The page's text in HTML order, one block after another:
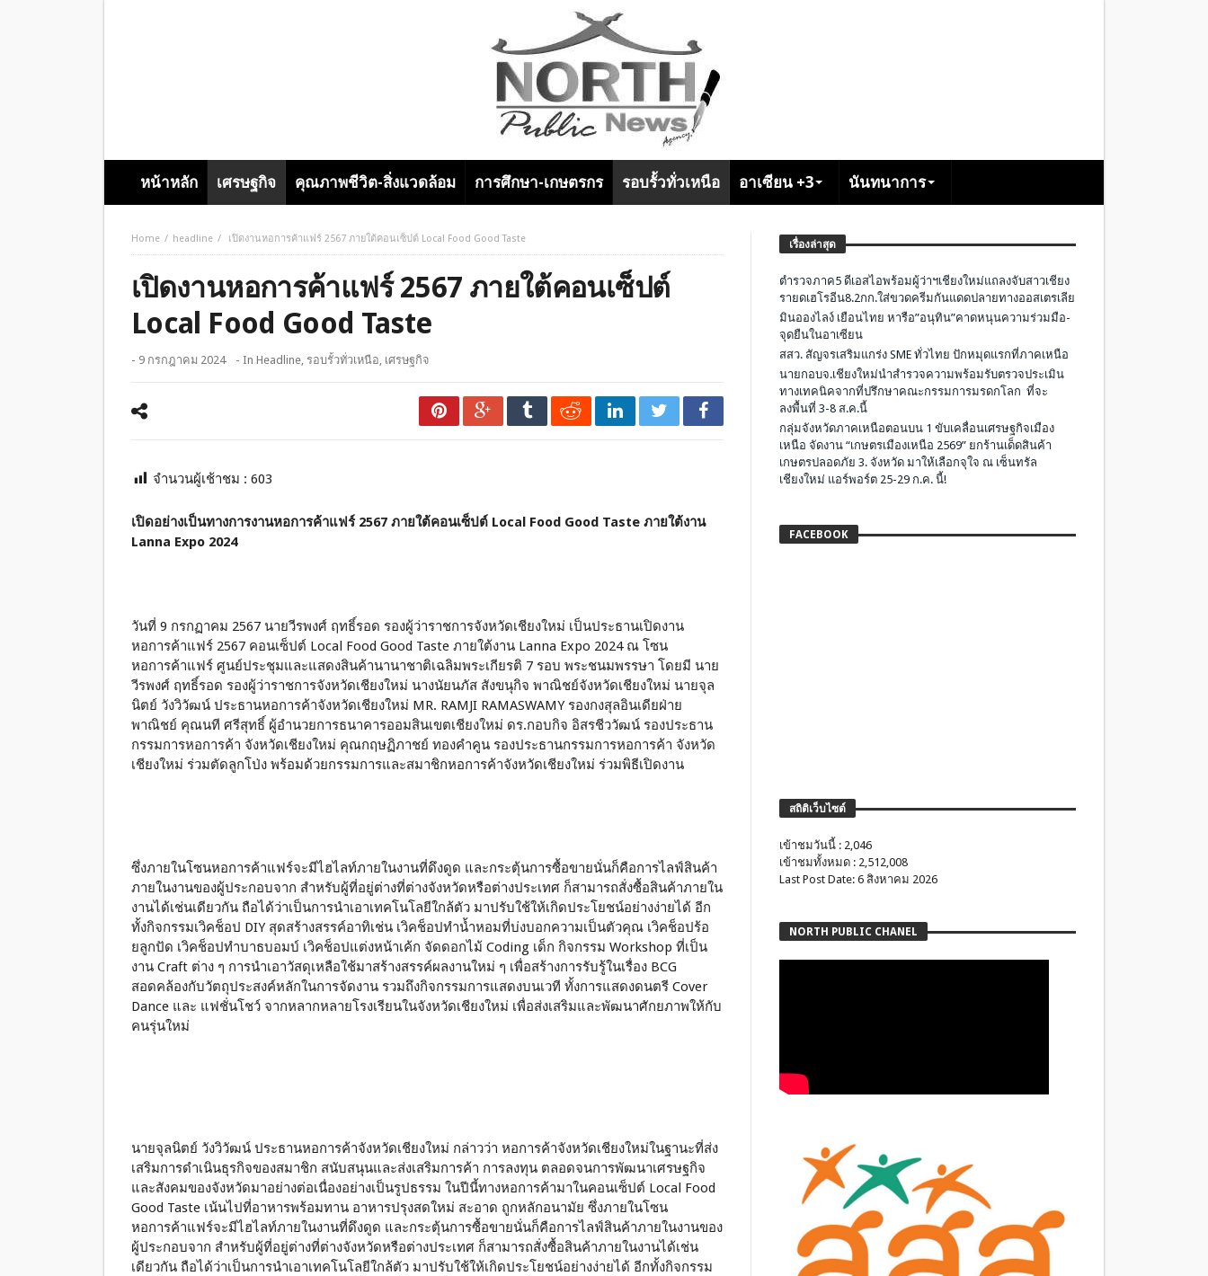
หน้าหลัก เศรษฐกิจ คุณภาพชีวิต-สิ่งแวดล้อม การศึกษา-เกษตรกร รอบรั้วทั่วเหนือ อาเซียน +3 นันทนาการ
Home headline เปิดงานหอการค้าแฟร์ 2567 ภายใต้คอนเซ็ปต์ Local Food Good Taste
เปิดงานหอการค้าแฟร์ 2567 ภายใต้คอนเซ็ปต์
Local Food Good Taste
- 9 กรกฎาคม 2024 - In Headline, รอบรั้วทั่วเหนือ, เศรษฐกิจ
จำนวนผู้เช้าชม : 603
เปิดอย่างเป็นทางการงานหอการค้าแฟร์ 2567 ภายใต้คอนเซ็ปต์ Local Food Good Taste ภายใต้งาน
Lanna Expo 2024
วันที่ 9 กรกฏาคม 2567 นายวีรพงศ์ ฤทธิ์รอด รองผู้ว่าราชการจังหวัดเชียงใหม่ เป็นประธานเปิดงาน
หอการค้าแฟร์ 2567 คอนเซ็ปต์ Local Food Good Taste ภายใต้งาน Lanna Expo 2024 ณ โซน
หอการค้าแฟร์ ศูนย์ประชุมและแสดงสินค้านานาชาติเฉลิมพระเกียรติ 7 รอบ พระชนมพรรษา โดยมี นาย
วีรพงศ์ ฤทธิ์รอด รองผู้ว่าราชการจังหวัดเชียงใหม่ นางนัยนภัส สังขนุกิจ พาณิชย์จังหวัดเชียงใหม่ นายจุล
นิตย์ วังวิวัฒน์ ประธานหอการค้าจังหวัดเชียงใหม่ MR. RAMJI RAMASWAMY รองกงสุลอินเดียฝ่าย
พาณิชย์ คุณนที ศรีสุทธิ์ ผู้อำนวยการธนาคารออมสินเขตเชียงใหม่ ดร.กอบกิจ อิสรชีววัฒน์ รองประธาน
กรรมการหอการค้า จังหวัดเชียงใหม่ คุณกฤษฏิภาชย์ ทองคำคูน รองประธานกรรมการหอการค้า จังหวัด
เชียงใหม่ ร่วมตัดลูกโป่ง พร้อมด้วยกรรมการและสมาชิกหอการค้าจังหวัดเชียงใหม่ ร่วมพิธีเปิดงาน
ซึ่งภายในโซนหอการค้าแฟร์จะมีไฮไลท์ภายในงานที่ดึงดูด และกระตุ้นการซื้อขายนั่นก็คือการไลฟ์สินค้า
ภายในงานของผู้ประกอบจาก สำหรับผู้ที่อยู่ต่างที่ต่างจังหวัดหรือต่างประเทศ ก็สามารถสั่งซื้อสินค้าภายใน
งานได้เช่นเดียวกัน ถือได้ว่าเป็นการนำเอาเทคโนโลยีใกล้ตัว มาปรับใช้ให้เกิดประโยชน์อย่างง่ายได้ อีก
ทั้งกิจกรรมเวิคช็อป DIY สุดสร้างสรรค์อาทิเช่น เวิคช็อปทำน้ำหอมที่บ่งบอกความเป็นตัวคุณ เวิคช็อปร้อ
ยลูกปัด เวิคช็อปทำบาธบอมบ์ เวิคช็อปแต่งหน้าเค้ก จัดดอกไม้ Coding เด็ก กิจกรรม Workshop ที่เป็น
งาน Craft ต่าง ๆ การนำเอาวัสดุเหลือใช้มาสร้างสรรค์ผลงานใหม่ ๆ เพื่อสร้างการรับรู้ในเรื่อง BCG
สอดคล้องกับวัตถุประสงค์หลักในการจัดงาน รวมถึงกิจกรรมการแสดงบนเวที ทั้งการแสดงดนตรี Cover
Dance และ แฟชั่นโชว์ จากหลากหลายโรงเรียนในจังหวัดเชียงใหม่ เพื่อส่งเสริมและพัฒนาศักยภาพให้กับ
คนรุ่นใหม่
นายจุลนิตย์ วังวิวัฒน์ ประธานหอการค้าจังหวัดเชียงใหม่ กล่าวว่า หอการค้าจังหวัดเชียงใหม่ในฐานะที่ส่ง
เสริมการดำเนินธุรกิจของสมาชิก สนับสนุนและส่งเสริมการค้า การลงทุน ตลอดจนการพัฒนาเศรษฐกิจ
และสังคมของจังหวัดมาอย่างต่อเนื่องอย่างเป็นรูปธรรม ในปีนี้ทางหอการค้ามาในคอนเซ็ปต์ Local Food
Good Taste เน้นไปที่อาหารพร้อมทาน อาหารปรุงสดใหม่ สะอาด ถูกหลักอนามัย ซึ่งภายในโซน
หอการค้าแฟร์จะมีไฮไลท์ภายในงานที่ดึงดูด และกระตุ้นการซื้อขายนั่นก็คือการไลฟ์สินค้าภายในงานของ
ผู้ประกอบจาก สำหรับผู้ที่อยู่ต่างที่ต่างจังหวัดหรือต่างประเทศ ก็สามารถสั่งซื้อสินค้าภายในงานได้เช่น
เดียวกัน ถือได้ว่าเป็นการนำเอาเทคโนโลยีใกล้ตัว มาปรับใช้ให้เกิดประโยชน์อย่างง่ายได้ อีกทั้งกิจกรรม
เรื่องล่าสุด
ตำรวจภาค5 ดีเอสไอพร้อมผู้ว่าฯเชียงใหม่แถลงจับสาวเชียง
รายดเฮโรอีน8.2กก.ใส่ขวดครีมกันแดดปลายทางออสเตรเลีย
มินอองไลง์ เยือนไทย หารือ”อนุทิน”คาดหนุนความร่วมมือ-
จุดยืนในอาเซียน
สสว. สัญจรเสริมแกร่ง SME ทั่วไทย ปักหมุดแรกที่ภาคเหนือ
นายกอบจ.เชียงใหม่นำสำรวจความพร้อมรับตรวจประเมิน
ทางเทคนิคจากที่ปรึกษาคณะกรรมการมรดกโลก ที่จะ
ลงพื้นที่ 3-8 ส.ค.นี้
กลุ่มจังหวัดภาคเหนือตอนบน 1 ขับเคลื่อนเศรษฐกิจเมือง
เหนือ จัดงาน “เกษตรเมืองเหนือ 2569” ยกร้านเด็ดสินค้า
เกษตรปลอดภัย 3. จังหวัด มาให้เลือกจุใจ ณ เซ็นทรัล
เชียงใหม่ แอร์พอร์ต 25-29 ก.ค. นี้!
FACEBOOK
สถิติเว็บไซต์
เข้าชมวันนี้ : 2,046
เข้าชมทั้งหมด : 2,512,008
Last Post Date: 6 สิงหาคม 2026
NORTH PUBLIC CHANEL